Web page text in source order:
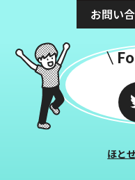
お問い
ほと